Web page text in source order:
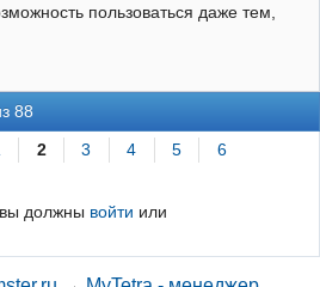
пользоваться даже тем,
88
2 3 4 5
6
вы должны войти или